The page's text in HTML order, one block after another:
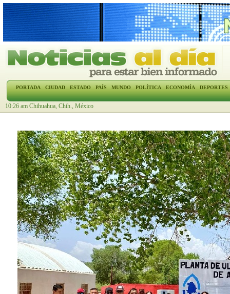
PORTADA CIUDAD ESTADO PAÍS MUNDO POLÍTICA ECONOMÍA DEPORTES
10:26 am Chihuahua, Chih., México